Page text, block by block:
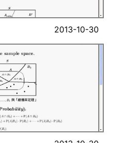
2013-10-30